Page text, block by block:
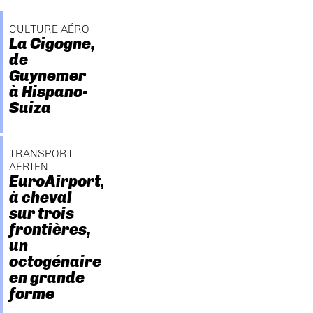
CULTURE AÉRO
La Cigogne,
de
Guynemer
à Hispano-
Suiza
TRANSPORT
AÉRIEN
EuroAirport,
à cheval
sur trois
frontières,
un
octogénaire
en grande
forme